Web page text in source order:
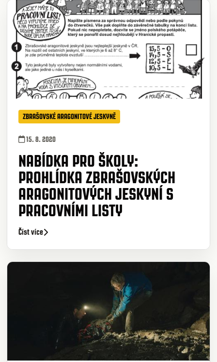
ZBRAŠOVSKÉ ARAGONITOVÉ JESKYNĚ
15. 8. 2020
NABÍDKA PRO ŠKOLY:
PROHLÍDKA ZBRAŠOVSKÝCH
ARAGONITOVÝCH JESKYNÍ S
PRACOVNÍMI LISTY
Číst více